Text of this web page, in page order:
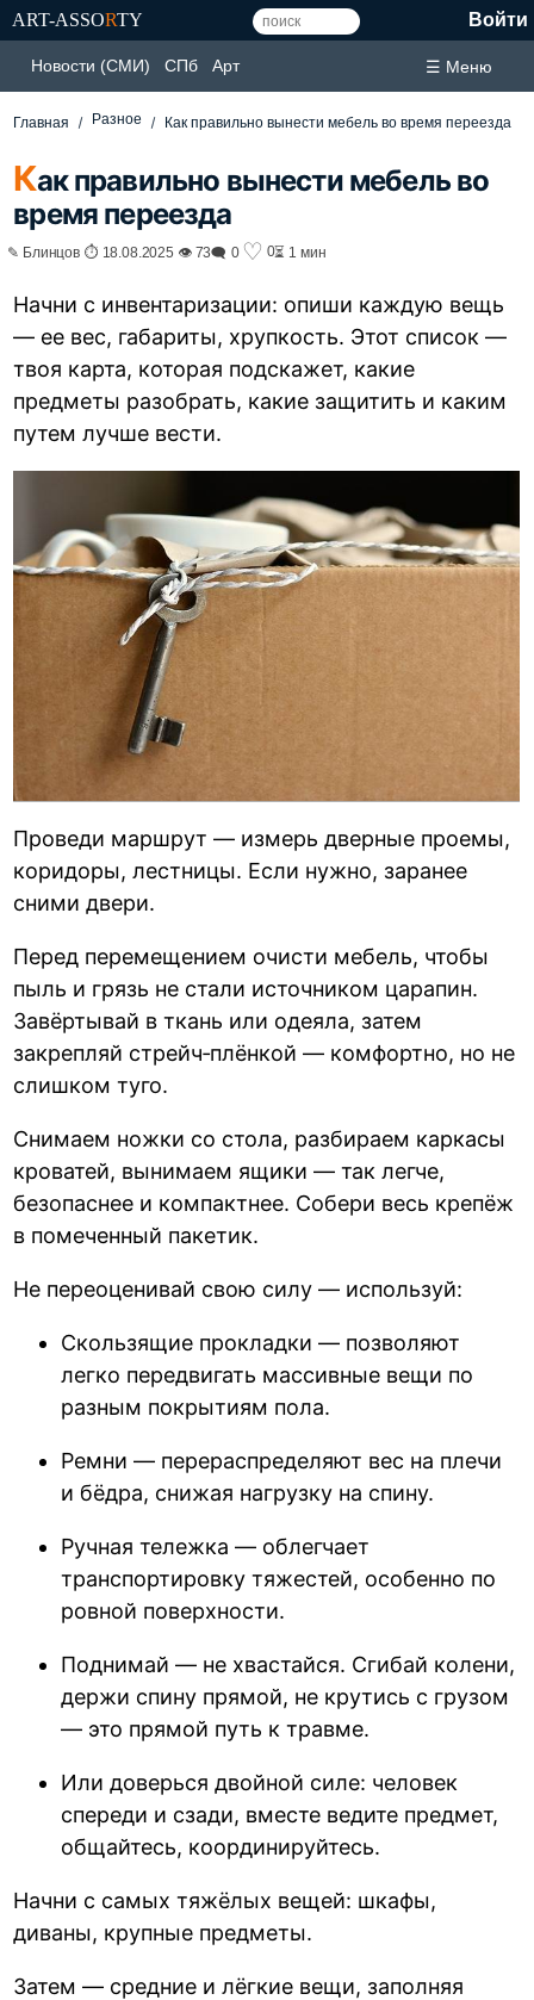
ART-ASSORTY Войти
Новости (СМИ) СПб Арт ☰ Меню
Главная Разное Как правильно вынести мебель во время переезда
Как правильно вынести мебель во
время переезда
✎ Блинцов ⏱ 18.08.2025 👁 73🗨 0 ♡ 0⏳ 1 мин
Начни с инвентаризации: опиши каждую вещь
— ее вес, габариты, хрупкость. Этот список —
твоя карта, которая подскажет, какие
предметы разобрать, какие защитить и каким
путем лучше вести.
Проведи маршрут — измерь дверные проемы,
коридоры, лестницы. Если нужно, заранее
сними двери.
Перед перемещением очисти мебель, чтобы
пыль и грязь не стали источником царапин.
Завёртывай в ткань или одеяла, затем
закрепляй стрейч‑плёнкой — комфортно, но не
слишком туго.
Снимаем ножки со стола, разбираем каркасы
кроватей, вынимаем ящики — так легче,
безопаснее и компактнее. Собери весь крепёж
в помеченный пакетик.
Не переоценивай свою силу — используй:
Скользящие прокладки — позволяют
легко передвигать массивные вещи по
разным покрытиям пола.
Ремни — перераспределяют вес на плечи
и бёдра, снижая нагрузку на спину.
Ручная тележка — облегчает
транспортировку тяжестей, особенно по
ровной поверхности.
Поднимай — не хвастайся. Сгибай колени,
держи спину прямой, не крутись с грузом
— это прямой путь к травме.
Или доверься двойной силе: человек
спереди и сзади, вместе ведите предмет,
общайтесь, координируйтесь.
Начни с самых тяжёлых вещей: шкафы,
диваны, крупные предметы.
Затем — средние и лёгкие вещи, заполняя